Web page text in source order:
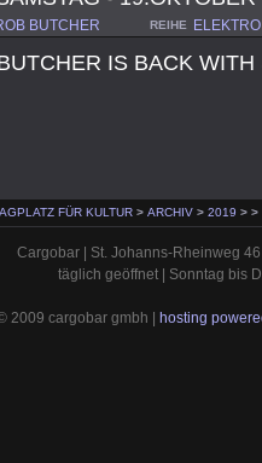
BUTCHER REIHE
IS BACK
FÜR KULTUR > ARCHIV > 2019 > >
Cargobar | St. Johanns-Rheinweg
täglich geöffnet | Sonntag bis
2009 cargobar gmbh | hosting